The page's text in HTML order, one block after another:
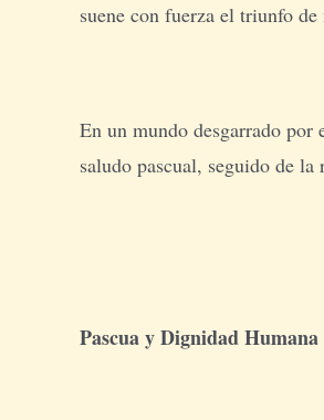
suene con fuerza el triunfo
En un mundo desgarrado por
saludo pascual, seguido de
Pascua y Dignidad Humana